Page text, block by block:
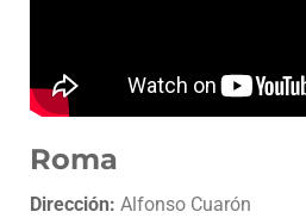
Roma
Dirección: Alfonso Cuarón